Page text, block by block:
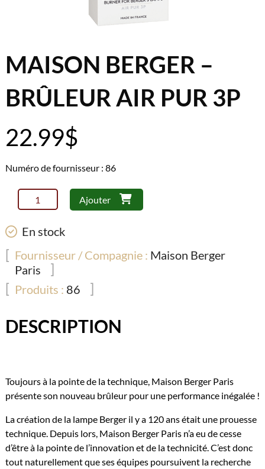
MAISON BERGER –
BRÛLEUR AIR PUR 3P
22.99$
Numéro de fournisseur : 86
quantité
de
Berger
-
Brûleur
Pur
Ajouter
En stock
Fournisseur / Compagnie : Maison Berger
Paris
Produits : 86
DESCRIPTION
Toujours à la pointe de la technique, Maison Berger Paris
présente son nouveau brûleur pour une performance inégalée !
La création de la lampe Berger il y a 120 ans était une prouesse
technique. Depuis lors, Maison Berger Paris n’a eu de cesse
d’être à la pointe de l’innovation et de la technicité. C’est donc
tout naturellement que ses équipes poursuivent la recherche